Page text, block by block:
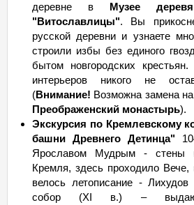
деревне в Музее
"Витославлицы". Вы
русской деревни и узнаете
строили избы без единого
бытом новгородских
интерьеров никого не
(Внимание! Возможна замена на
Преображенский монастырь).
Экскурсия по Кремлевскому
башни Древнего Детинца"
Ярославом Мудрым - стены
Кремля, здесь проходило
велось летописание -
собор (XI в.) –